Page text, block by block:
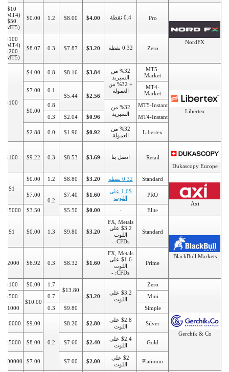
NordFX
Pro 0.4 نقطة $4.00
$8.00
1.2
$0.00
$10
$50
(MT5)
Zero 0.32 نقطة $3.20
$7.87
0.3
$8.07
$100
$200
(MT5)
Libertex
MT5-
Market
%32 من
السبريد
+ %32 من
العمولة
$3.84
$8.16
0.8
$4.00
$100
MT4-
Market
$2.56
$5.44
0.1
$7.00
MT5-Instant
%32 من
السبريد
0.8
$0.00
MT4-Instant
$0.96
$2.04
0.3
Libertex
%32 من
العمولة
$0.92
$1.96
0.0
$2.88
Dukascopy Europe
Retail اتصل بنا $3.69
$8.53
0.3
$9.22
$100
Axi
Standard 0.32 نقطة $3.20
$8.80
1.2
$0.00
$1
PRO
1.6$ على
اللوت
$1.60
$7.40
0.2
$7.00
Elite
-
$0.00
$5.50
$3.50
$25000
BlackBull Markets
Standard
FX, Metals
$3.2 على
اللوت
CFDs: -
$3.20
$9.80
1.3
$0.00
$1
Prime
FX, Metals
$1.6 على
اللوت
CFDs: -
$1.60
$8.32
0.3
$6.92
$2000
Gerchik & Co
Zero
$3.2 على
اللوت
$3.20
$13.80
1.7
$0.00
$100
Mini
0.7
$10.00
$500
Simple
$9.80
0.3
$1000
Silver
$2.8 على
اللوت
$2.80
$8.20
0.2
$9.00
$10000
Gold
$2.4 على
اللوت
$2.40
$7.60
$8.00
$25000
Platinum
$2 على
اللوت
$2.00
$7.00
$7.00
$100000